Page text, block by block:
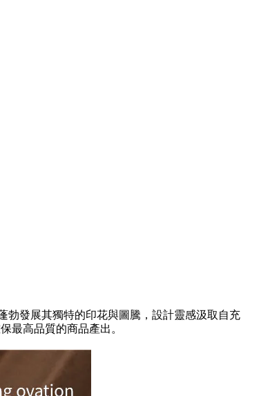
發展其獨特的印花與圖騰，設計靈感汲取自充
最高品質的商品產出。